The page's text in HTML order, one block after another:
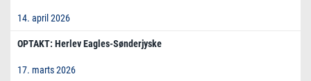
14. april 2026
OPTAKT: Herlev Eagles-Sønderjyske
17. marts 2026